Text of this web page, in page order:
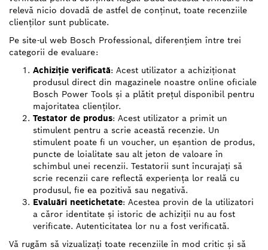
relevă nicio dovadă de astfel de conținut, toate recenziile
clienților sunt publicate.
Pe site-ul web Bosch Professional, diferențiem între trei
categorii de evaluare:
Achiziție verificată: Acest utilizator a achiziționat
produsul direct din magazinele noastre online oficiale
Bosch Power Tools și a plătit prețul disponibil pentru
majoritatea clienților.
Testator de produs: Acest utilizator a primit un
stimulent pentru a scrie această recenzie. Un
stimulent poate fi un voucher, un eșantion de produs,
puncte de loialitate sau alt jeton de valoare în
schimbul unei recenzii. Testatorii sunt încurajați să
scrie recenzii care reflectă experiența lor reală cu
produsul, fie ea pozitivă sau negativă.
Evaluări neetichetate: Acestea provin de la utilizatori
a căror identitate și istoric de achiziții nu au fost
verificate. Autenticitatea lor nu a fost verificată.
Vă rugăm să vizualizați toate recenziile în mod critic și să